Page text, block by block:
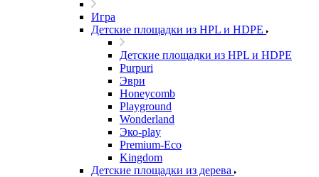
Игра
Детские площадки из HPL и HDPE
Детские площадки из HPL и HDPE
Purpuri
Эври
Honeycomb
Playground
Wonderland
Эко-play
Premium-Eco
Kingdom
Детские площадки из дерева